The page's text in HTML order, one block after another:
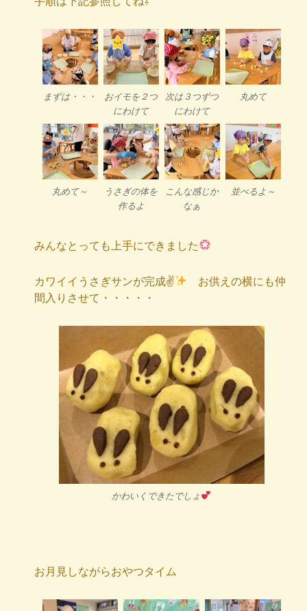
まずは・・・
おイモを２つ
にわけて
次は３つずつ
にわけて
丸めて
丸めて～
うさぎの体を
作るよ
こんな感じか
なぁ
並べるよ～
みんなとっても上手にできました
カワイイうさぎサンが完成✌
お供えの横にも仲
間入りさせて・・・・・
かわいくできたでしょ
お月見しながらおやつタイム